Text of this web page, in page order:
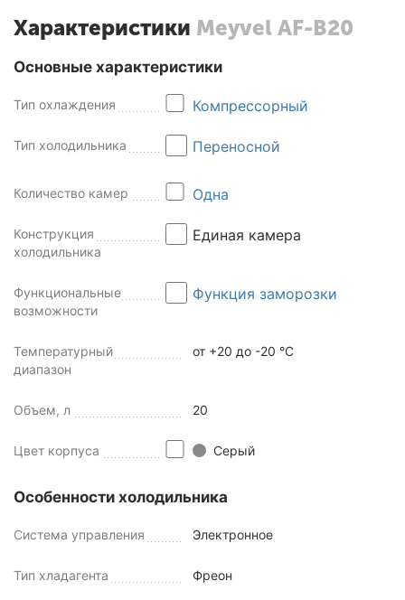
Характеристики Meyvel AF-B20
Основные характеристики
Тип охлаждения Компрессорный
Тип холодильника Переносной
Количество камер Одна
Конструкция
холодильника
Единая камера
Функциональные
возможности
Функция заморозки
Температурный
диапазон
от +20 до -20 °C
Объем, л 20
Цвет корпуса Серый
Особенности холодильника
Система управления Электронное
Тип хладагента Фреон